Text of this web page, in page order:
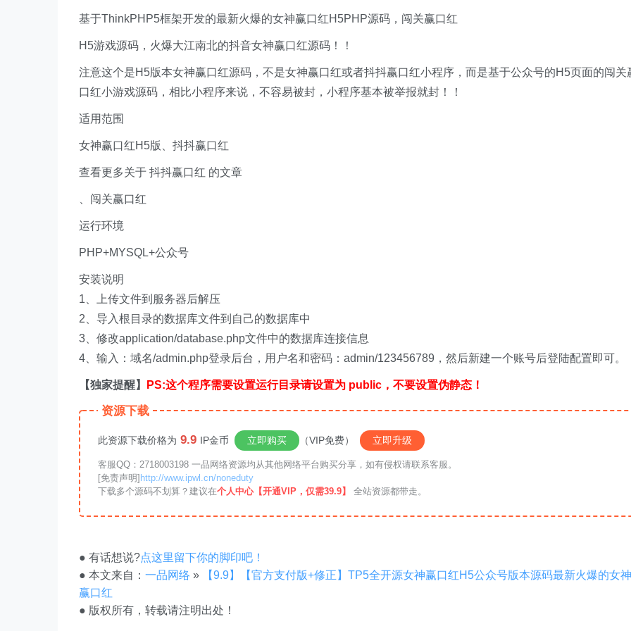
基于ThinkPHP5框架开发的最新火爆的女神赢口红H5PHP源码，闯关赢口红
H5游戏源码，火爆大江南北的抖音女神赢口红源码！！
注意这个是H5版本女神赢口红源码，不是女神赢口红或者抖抖赢口红小程序，而是基于公众号的H5页面的闯关
口红小游戏源码，相比小程序来说，不容易被封，小程序基本被举报就封！！
适用范围
女神赢口红H5版、抖抖赢口红
查看更多关于 抖抖赢口红 的文章
、闯关赢口红
运行环境
PHP+MYSQL+公众号
安装说明
1、上传文件到服务器后解压
2、导入根目录的数据库文件到自己的数据库中
3、修改application/database.php文件中的数据库连接信息
4、输入：域名/admin.php登录后台，用户名和密码：admin/123456789，然后新建一个账号后登陆配置即可。
【独家提醒】 PS:这个程序需要设置运行目录请设置为 public，不要设置伪静态！
资源下载
此资源下载价格为 9.9 IP金币 立即购买 （VIP免费） 立即升级
客服QQ：2718003198 一品网络资源均从其他网络平台购买分享，如有侵权请联系客服。
[免责声明]http://www.ipwl.cn/noneduty
下载多个源码不划算？建议在个人中心【开通VIP，仅需39.9】 全站资源都带走。
● 有话想说?点这里留下你的脚印吧！
● 本文来自： 一品网络 »
【9.9】【官方支付版+修正】TP5全开源女神赢口红H5公众号版本源码最新火爆的女神
赢口红
● 版权所有，转载请注明出处！